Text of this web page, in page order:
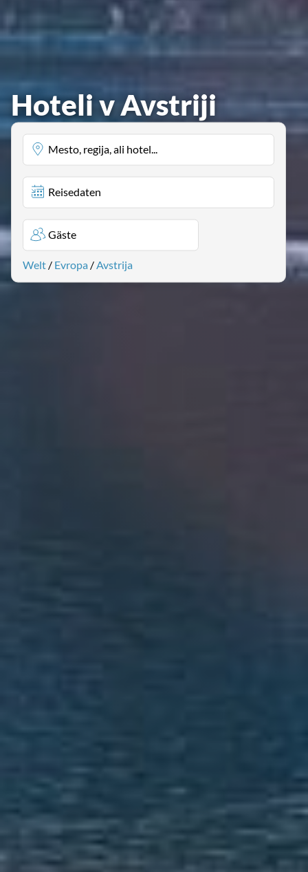
Hoteli v Avstriji
Mesto, regija, ali hotel...
Reisedaten
Gäste
Welt / Evropa / Avstrija